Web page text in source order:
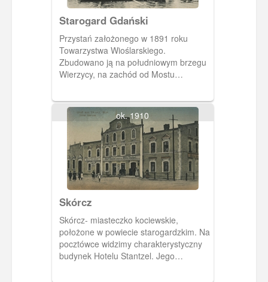
Starogard Gdański
Przystań założonego w 1891 roku
Towarzystwa Wioślarskiego.
Zbudowano ją na południowym brzegu
Wierzycy, na zachód od Mostu
ok. 1910
Skórcz
Skórcz- miasteczko kociewskie,
położone w powiecie starogardzkim. Na
pocztówce widzimy charakterystyczny
budynek Hotelu Stantzel. Jego